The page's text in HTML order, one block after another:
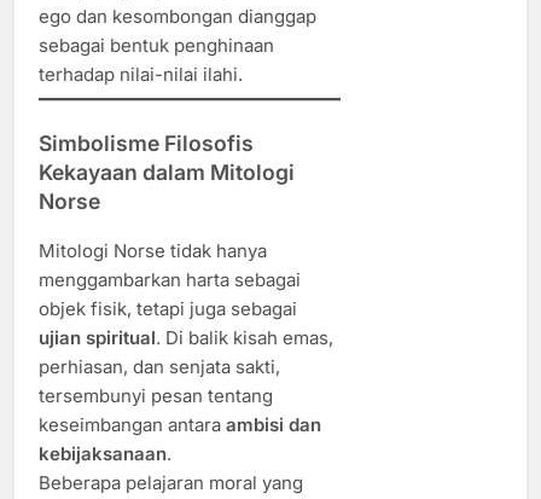
ego dan kesombongan dianggap
sebagai bentuk penghinaan
terhadap nilai-nilai ilahi.
Simbolisme Filosofis
Kekayaan dalam Mitologi
Norse
Mitologi Norse tidak hanya
menggambarkan harta sebagai
objek fisik, tetapi juga sebagai
ujian spiritual. Di balik kisah emas,
perhiasan, dan senjata sakti,
tersembunyi pesan tentang
keseimbangan antara ambisi dan
kebijaksanaan.
Beberapa pelajaran moral yang